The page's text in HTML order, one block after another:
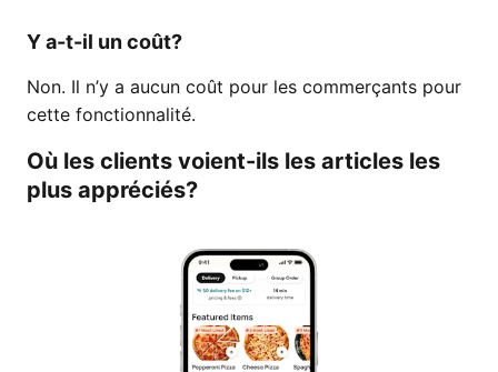
Y a-t-il un coût?
Non. Il n’y a aucun coût pour les commerçants pour
cette fonctionnalité.
Où les clients voient-ils les articles les
plus appréciés?